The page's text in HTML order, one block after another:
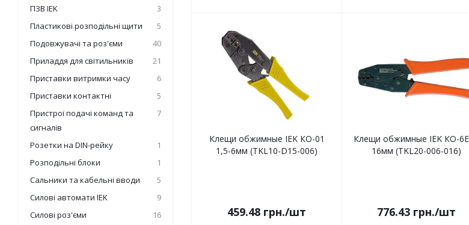
Клещи обжимные IEK КО-01
1,5-6мм (TKL10-D15-006)
459.48 грн./шт
Клещи обжимные IEK КО-
16мм (TKL20-006-016)
776.43 грн./шт
ПЗВ IEK
3
Пластикові розподільні щити
5
Подовжувачі та роз'єми
40
Приладдя для світильників
21
Приставки витримки часу
6
Приставки контактні
5
Пристрої подачі команд та
сигналів
7
Розетки на DIN-рейку
1
Розподільні блоки
1
Сальники та кабельні вводи
5
Силові автомати IEK
9
Силові роз'єми
16